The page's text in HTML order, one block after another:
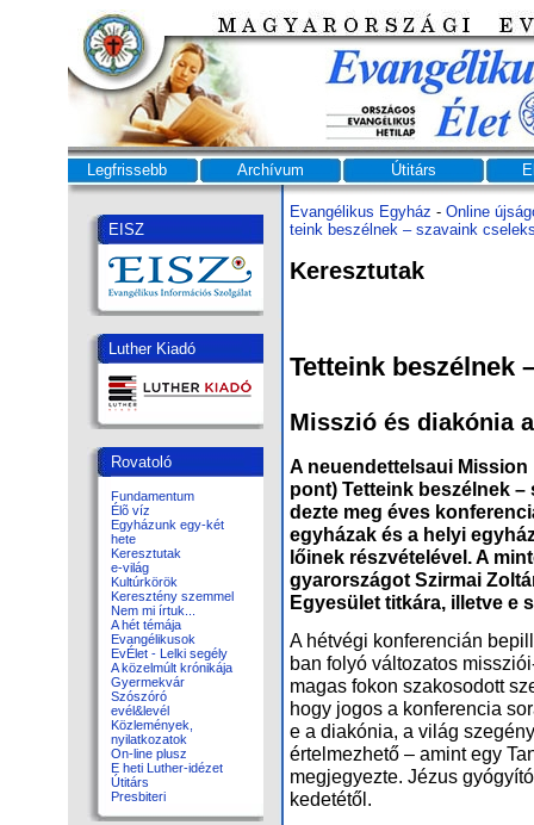
Legfrissebb Archívum Útitárs
EISZ
Luther Kiadó
Rovatoló
Fundamentum
Élõ víz
Egyházunk egy-két
hete
Keresztutak
e-világ
Kultúrkörök
Keresztény szemmel
Nem mi írtuk...
A hét témája
Evangélikusok
EvÉlet - Lelki segély
A közelmúlt krónikája
Gyermekvár
Szószóró
evél&levél
Közlemények,
nyilatkozatok
On-line plusz
E heti Luther-idézet
Útitárs
Presbiteri
Evangélikus Egyház - Online
te­ink be­szél­nek – sza­va­ink
Keresztutak
Tet­te­ink be­szél­nek
Misszió és dia­kó­nia
A ne­u­en­dett­el­sa­ui
pont) Tet­te­ink be­szél­nek
dez­te meg éves
egy­há­zak és a he­lyi
lő­i­nek rész­vé­te­lé­vel. A
gyar­or­szá­got Szir­mai
Egye­sü­let tit­ká­ra, il­let­ve e
A hét­vé­gi kon­fe­ren­ci­án
ban fo­lyó vál­to­za­tos
ma­gas fo­kon sza­ko­so­dott
hogy jo­gos a kon­fe­ren­cia
e a dia­kó­nia, a vi­lág
ér­tel­mez­he­tő – amint egy
meg­je­gyez­te. Jé­zus
ke­de­té­től.